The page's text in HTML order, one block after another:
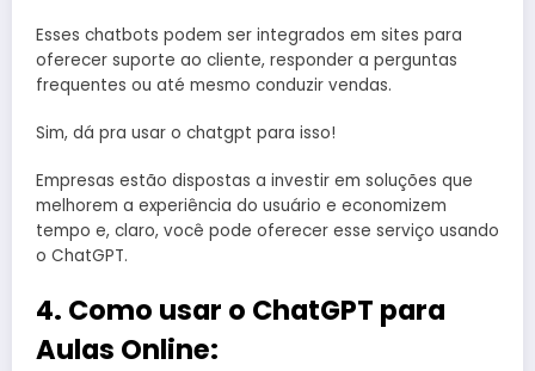
Esses chatbots podem ser integrados em sites para
oferecer suporte ao cliente, responder a perguntas
frequentes ou até mesmo conduzir vendas.
Sim, dá pra usar o chatgpt para isso!
Empresas estão dispostas a investir em soluções que
melhorem a experiência do usuário e economizem
tempo e, claro, você pode oferecer esse serviço usando
o ChatGPT.
4. Como usar o ChatGPT para
Aulas Online: